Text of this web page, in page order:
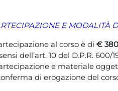
E MODALITÀ
al corso è di €
dell’art. 10 del D.P.R.
e materiale
di erogazione del